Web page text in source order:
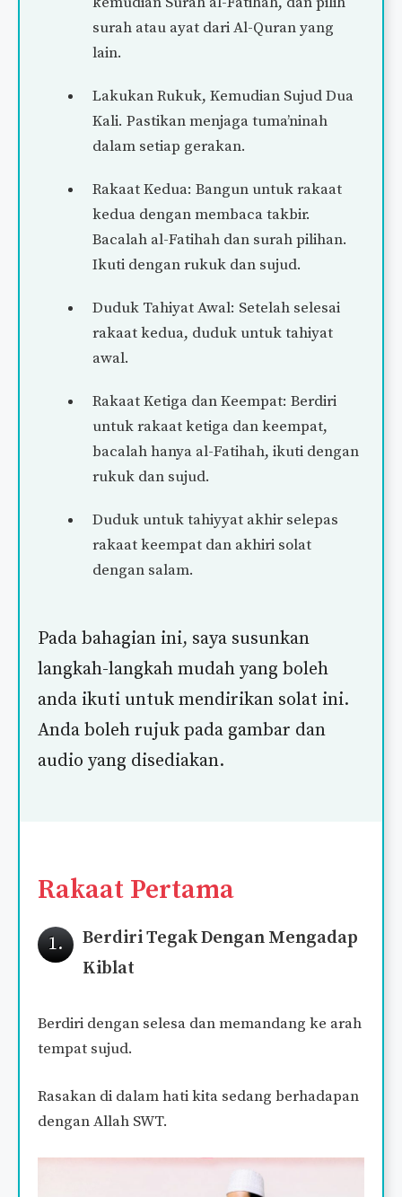
surah atau ayat dari Al-Quran yang
lain.
Lakukan Rukuk, Kemudian Sujud Dua
Kali. Pastikan menjaga tuma’ninah
dalam setiap gerakan.
Rakaat Kedua: Bangun untuk rakaat
kedua dengan membaca takbir.
Bacalah al-Fatihah dan surah pilihan.
Ikuti dengan rukuk dan sujud.
Duduk Tahiyat Awal: Setelah selesai
rakaat kedua, duduk untuk tahiyat
awal.
Rakaat Ketiga dan Keempat: Berdiri
untuk rakaat ketiga dan keempat,
bacalah hanya al-Fatihah, ikuti dengan
rukuk dan sujud.
Duduk untuk tahiyyat akhir selepas
rakaat keempat dan akhiri solat
dengan salam.
Pada bahagian ini, saya susunkan
langkah-langkah mudah yang boleh
anda ikuti untuk mendirikan solat ini.
Anda boleh rujuk pada gambar dan
audio yang disediakan.
Rakaat Pertama
1.
Berdiri Tegak Dengan Mengadap
Kiblat
Berdiri dengan selesa dan memandang ke arah
tempat sujud.
Rasakan di dalam hati kita sedang berhadapan
dengan Allah SWT.